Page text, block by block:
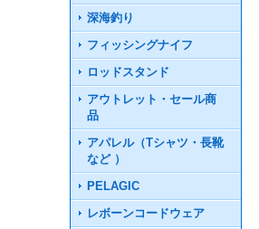
深海釣り
フィッシングナイフ
ロッドスタンド
アウトレット・セール商
品
アパレル（Tシャツ・長靴
など ）
PELAGIC
レボーンコードウェア